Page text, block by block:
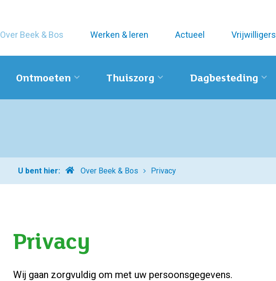
Over Beek & Bos Werken & leren Actueel Vrijwilligers
Ontmoeten Thuiszorg Dagbesteding
U bent hier:
Home Over Beek & Bos Privacy
Privacy
Wij gaan zorgvuldig om met uw persoonsgegevens.